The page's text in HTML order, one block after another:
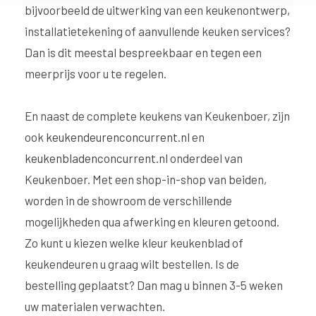
bijvoorbeeld de uitwerking van een keukenontwerp,
installatietekening of aanvullende keuken services?
Dan is dit meestal bespreekbaar en tegen een
meerprijs voor u te regelen.
En naast de complete keukens van Keukenboer, zijn
ook keukendeurenconcurrent.nl en
keukenbladenconcurrent.nl onderdeel van
Keukenboer. Met een shop-in-shop van beiden,
worden in de showroom de verschillende
mogelijkheden qua afwerking en kleuren getoond.
Zo kunt u kiezen welke kleur keukenblad of
keukendeuren u graag wilt bestellen. Is de
bestelling geplaatst? Dan mag u binnen 3-5 weken
uw materialen verwachten.